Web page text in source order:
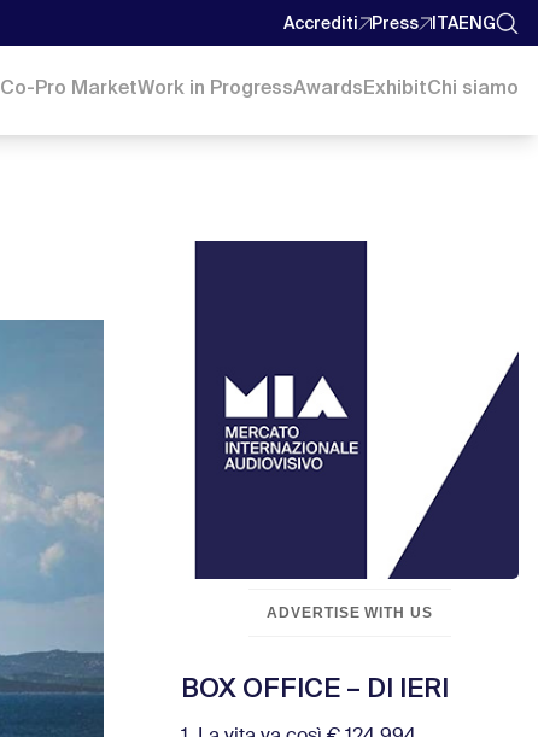
Accrediti Press ITAENG
Co-Pro MarketWork in ProgressAwardsExhibitChi siamo
ADVERTISE WITH US
BOX OFFICE – DI IERI